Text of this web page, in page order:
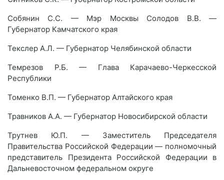
Собянин С.С. — Мэр Москвы Солодов В.В. —
Губернатор Камчатского края
Текслер А.Л. — Губернатор Челябинской области
Темрезов Р.Б. — Глава Карачаево-Черкесской
Республики
Томенко В.П. — Губернатор Алтайского края
Травников А.А. — Губернатор Новосибирской области
Трутнев Ю.П. — Заместитель Председателя
Правительства Российской Федерации — полномочный
представитель Президента Российской Федерации в
Дальневосточном федеральном округе